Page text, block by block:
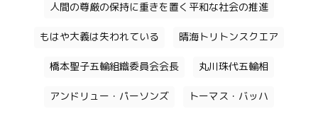
人間の尊厳の保持に重きを置く平和な社会の推進
もはや大義は失われている 晴海トリトンスクエア
橋本聖子五輪組織委員会会長 丸川珠代五輪相
アンドリュー・パーソンズ トーマス・バッハ